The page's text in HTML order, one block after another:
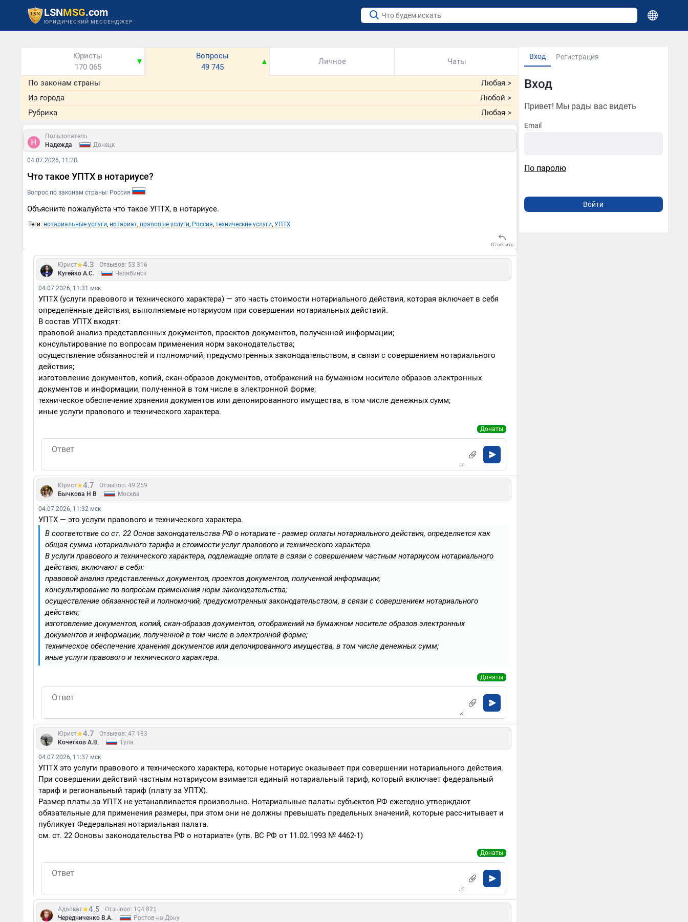
LSNMSG.com
ЮРИДИЧЕСКИЙ МЕССЕНДЖЕР
Вход Регистрация
Вход
Привет! Мы рады вас видеть
Email
По паролю
Юристы
170 065
▼
Вопросы
49 745
▲ Личное Чаты
По законам страны Любая >
Из города
Любой >
Рубрика
Любая >
Пользователь
Надежда
Донецк
04.07.2026, 11:28
Что такое УПТХ в нотариусе?
Вопрос по законам страны: Россия
Объясните пожалуйста что такое УПТХ, в нотариусе.
Теги: нотариальные услуги, нотариат, правовые услуги, Россия, технические услуги, УПТХ
Ответить
Юрист 4.3
Отзывов: 53 316
Кугейко А.С.
Челябинск
04.07.2026, 11:31 мск
УПТХ (услуги правового и технического характера) — это часть стоимости нотариального действия, которая включает в себя
определённые действия, выполняемые нотариусом при совершении нотариальных действий.
В состав УПТХ входят:
правовой анализ представленных документов, проектов документов, полученной информации;
консультирование по вопросам применения норм законодательства;
осуществление обязанностей и полномочий, предусмотренных законодательством, в связи с совершением нотариального
действия;
изготовление документов, копий, скан-образов документов, отображений на бумажном носителе образов электронных
документов и информации, полученной в том числе в электронной форме;
техническое обеспечение хранения документов или депонированного имущества, в том числе денежных сумм;
иные услуги правового и технического характера.
Донаты
Юрист 4.7
Отзывов: 49 259
Бычкова Н В
Москва
04.07.2026, 11:32 мск
УПТХ — это услуги правового и технического характера.
В соответствие со ст. 22 Основ законодательства РФ о нотариате - размер оплаты нотариального действия, определяется как
общая сумма нотариального тарифа и стоимости услуг правового и технического характера.
В услуги правового и технического характера, подлежащие оплате в связи с совершением частным нотариусом нотариального
действия, включают в себя:
правовой анализ представленных документов, проектов документов, полученной информации;
консультирование по вопросам применения норм законодательства;
осуществление обязанностей и полномочий, предусмотренных законодательством, в связи с совершением нотариального
действия;
изготовление документов, копий, скан-образов документов, отображений на бумажном носителе образов электронных
документов и информации, полученной в том числе в электронной форме;
техническое обеспечение хранения документов или депонированного имущества, в том числе денежных сумм;
иные услуги правового и технического характера.
Донаты
Юрист 4.7
Отзывов: 47 183
Кочетков А.В.
Тула
04.07.2026, 11:37 мск
УПТХ это услуги правового и технического характера, которые нотариус оказывает при совершении нотариального действия.
При совершении действий частным нотариусом взимается единый нотариальный тариф, который включает федеральный
тариф и региональный тариф (плату за УПТХ).
Размер платы за УПТХ не устанавливается произвольно. Нотариальные палаты субъектов РФ ежегодно утверждают
обязательные для применения размеры, при этом они не должны превышать предельных значений, которые рассчитывает и
публикует Федеральная нотариальная палата.
см. ст. 22 Основы законодательства РФ о нотариате» (утв. ВС РФ от 11.02.1993 № 4462-1)
Донаты
Адвокат 4.5
Отзывов: 104 821
Чередниченко В.А.
Ростов-на-Дону